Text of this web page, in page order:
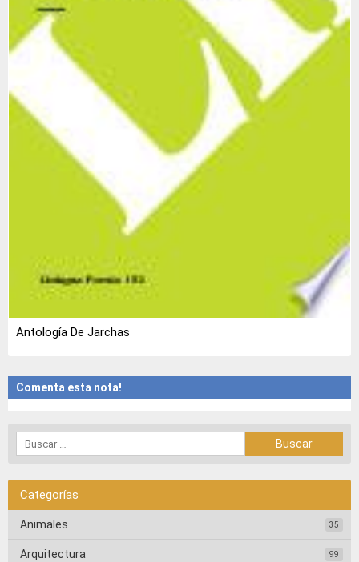
Antología De Jarchas
Comenta esta nota!
Categorías
Animales 35
Arquitectura 99